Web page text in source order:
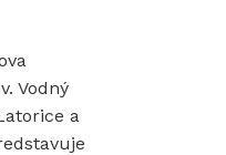
Vodný
a